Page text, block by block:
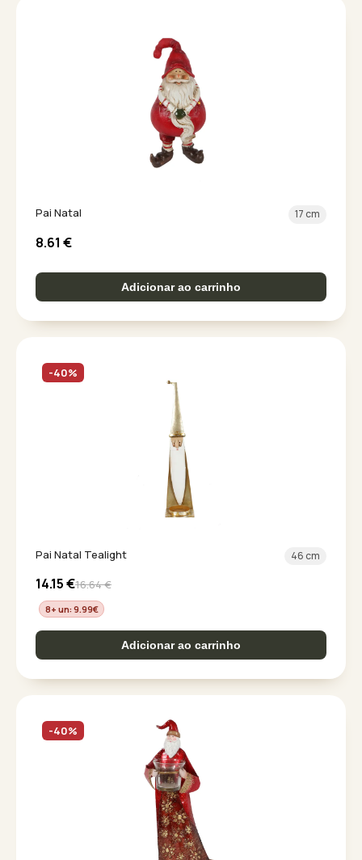
Pai Natal 17 cm
8.61 €
Adicionar ao carrinho
-40%
Pai Natal Tealight 46 cm
14.15€16.64€
8+ un: 9.99€
Adicionar ao carrinho
-40%